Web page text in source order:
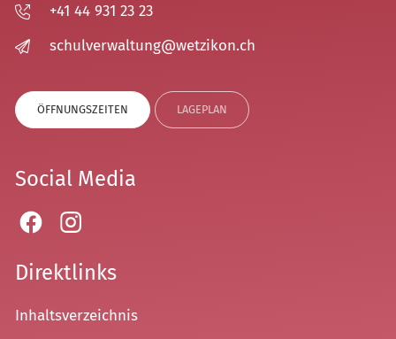
+41 44 931 23 23
sch lv rw lt ng w tz k n ch
ÖFFNUNGSZEITEN LAGEPLAN
Social Media
Direktlinks
Inhaltsverzeichnis